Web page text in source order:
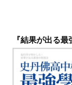
『結果が出る